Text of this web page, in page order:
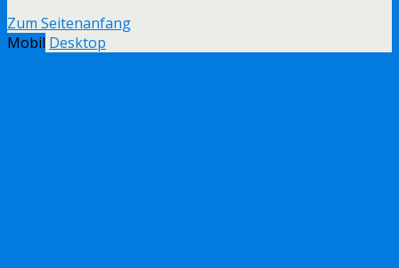
Zum Seitenanfang
Mobil Desktop